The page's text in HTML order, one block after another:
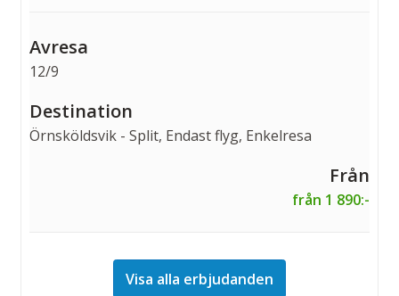
12/9
Örnsköldsvik - Split, Endast flyg, Enkelresa
från 1 890:-
Visa alla erbjudanden